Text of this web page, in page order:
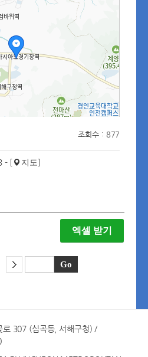
조회수 : 877
- [ 지도]
엑셀 받기
307 (심곡동, 서해구청) /